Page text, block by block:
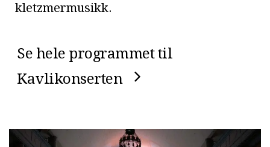
kletzmermusikk.
Se hele programmet til
Kavlikonserten